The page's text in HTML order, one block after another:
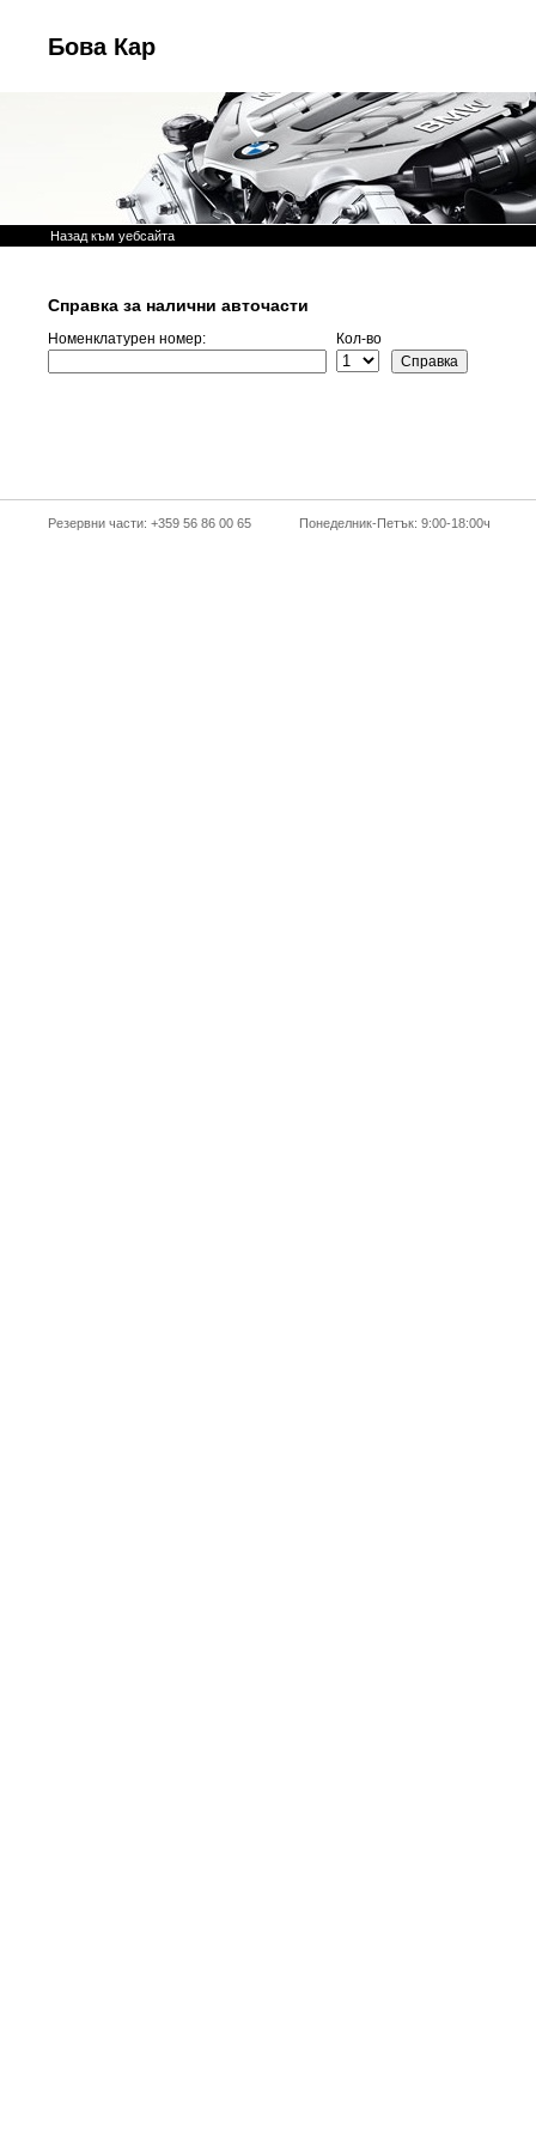
Бова Кар
Назад към уебсайта
Справка за налични авточасти
Номенклатурен номер: Кол-во
Резервни части: +359 56 86 00 65 Понеделник-Петък: 9:00-18:00ч